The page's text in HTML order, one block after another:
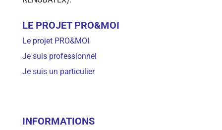
LE PROJET PRO&MOI
Le projet PRO&MOI
Je suis professionnel
Je suis un particulier
INFORMATIONS